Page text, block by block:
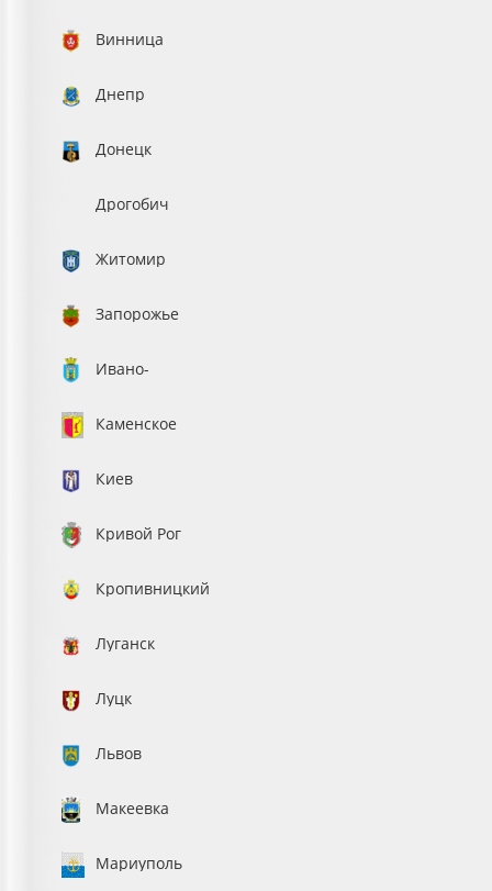
Винница
Днепр
Донецк
Дрогобич
Житомир
Запорожье
Ивано-
Каменское
Киев
Кривой Рог
Кропивницкий
Луганск
Луцк
Львов
Макеевка
Мариуполь